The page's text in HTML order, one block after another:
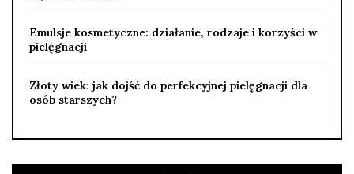
Emulsje kosmetyczne: działanie, rodzaje i korzyści w
pielęgnacji
Złoty wiek: jak dojść do perfekcyjnej pielęgnacji dla
osób starszych?